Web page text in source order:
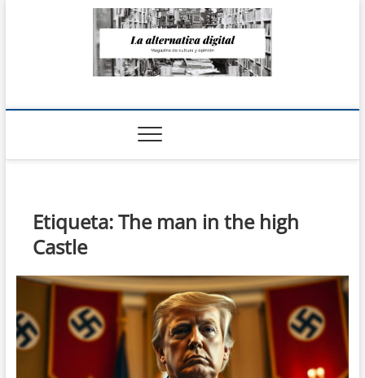
La Alternativa
Etiqueta:The man in the high
Castle